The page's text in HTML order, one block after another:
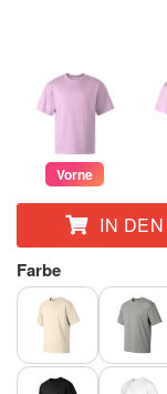
Vorne
IN
Farbe